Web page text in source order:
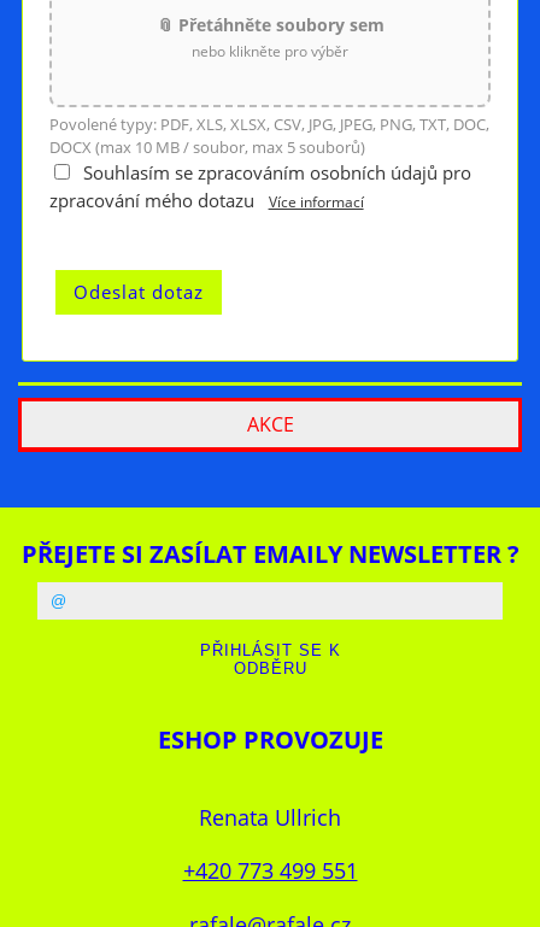
📎 Přetáhněte soubory sem
nebo klikněte pro výběr
Povolené typy: PDF, XLS, XLSX, CSV, JPG, JPEG, PNG, TXT, DOC,
DOCX (max 10 MB / soubor, max 5 souborů)
Souhlasím se zpracováním osobních údajů pro
zpracování mého dotazu
Více informací
AKCE
PŘEJETE SI ZASÍLAT EMAILY NEWSLETTER ?
ESHOP PROVOZUJE
Renata Ullrich
+420 773 499 551